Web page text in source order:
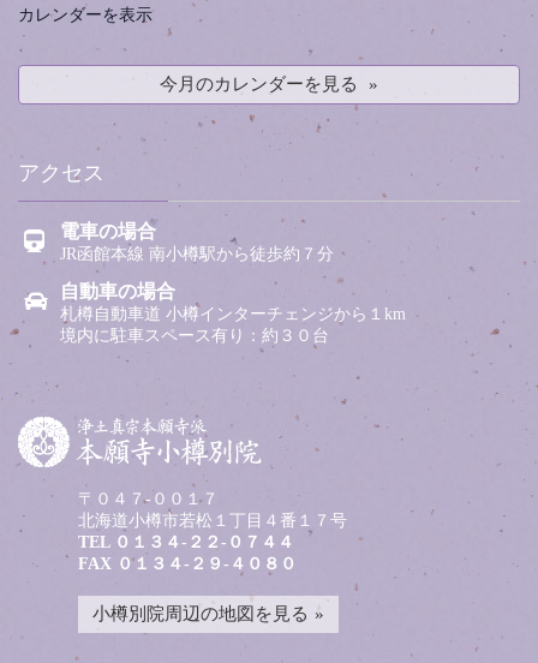
カレンダーを表示
今月のカレンダーを見る
アクセス
電車の場合
JR函館本線 南小樽駅から徒歩約７分
自動車の場合
札樽自動車道 小樽インターチェンジから１km
境内に駐車スペース有り：約３０台
〒０４７-００１７
北海道小樽市若松１丁目４番１７号
TEL ０１３４-２２-０７４４
FAX ０１３４-２９-４０８０
小樽別院周辺の地図を見る